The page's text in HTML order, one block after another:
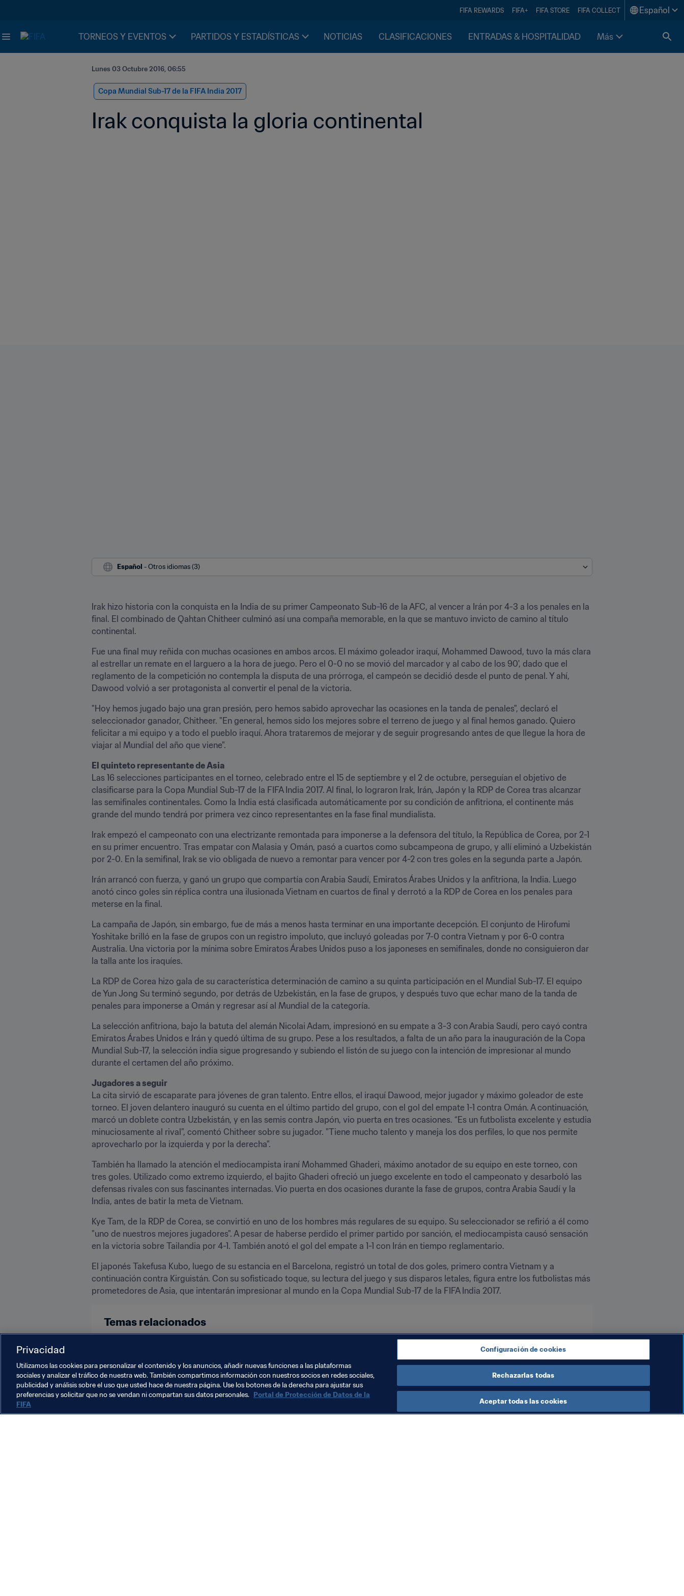
FIFA REWARDS FIFA+ FIFA STORE FIFA COLLECT Español
TORNEOS Y EVENTOS PARTIDOS Y ESTADÍSTICAS NOTICIAS CLASIFICACIONES ENTRADAS & HOSPITALIDAD Más
Lunes 03 Octubre 2016, 06:55
Copa Mundial Sub-17 de la FIFA India 2017
Irak conquista la gloria continental
Español - Otros idiomas (3)
Irak hizo historia con la conquista en la India de su primer Campeonato Sub-16 de la AFC, al vencer a Irán por 4-3 a los penales en la
final. El combinado de Qahtan Chitheer culminó así una compaña memorable, en la que se mantuvo invicto de camino al título
continental.
Fue una final muy reñida con muchas ocasiones en ambos arcos. El máximo goleador iraquí, Mohammed Dawood, tuvo la más clara
al estrellar un remate en el larguero a la hora de juego. Pero el 0-0 no se movió del marcador y al cabo de los 90', dado que el
reglamento de la competición no contempla la disputa de una prórroga, el campeón se decidió desde el punto de penal. Y ahí,
Dawood volvió a ser protagonista al convertir el penal de la victoria.
"Hoy hemos jugado bajo una gran presión, pero hemos sabido aprovechar las ocasiones en la tanda de penales", declaró el
seleccionador ganador, Chitheer. "En general, hemos sido los mejores sobre el terreno de juego y al final hemos ganado. Quiero
felicitar a mi equipo y a todo el pueblo iraquí. Ahora trataremos de mejorar y de seguir progresando antes de que llegue la hora de
viajar al Mundial del año que viene".
El quinteto representante de Asia
Las 16 selecciones participantes en el torneo, celebrado entre el 15 de septiembre y el 2 de octubre, perseguían el objetivo de
clasificarse para la Copa Mundial Sub-17 de la FIFA India 2017. Al final, lo lograron Irak, Irán, Japón y la RDP de Corea tras alcanzar
las semifinales continentales. Como la India está clasificada automáticamente por su condición de anfitriona, el continente más
grande del mundo tendrá por primera vez cinco representantes en la fase final mundialista.
Irak empezó el campeonato con una electrizante remontada para imponerse a la defensora del título, la República de Corea, por 2-1
en su primer encuentro. Tras empatar con Malasia y Omán, pasó a cuartos como subcampeona de grupo, y allí eliminó a Uzbekistán
por 2-0. En la semifinal, Irak se vio obligada de nuevo a remontar para vencer por 4-2 con tres goles en la segunda parte a Japón.
Irán arrancó con fuerza, y ganó un grupo que compartía con Arabia Saudí, Emiratos Árabes Unidos y la anfitriona, la India. Luego
anotó cinco goles sin réplica contra una ilusionada Vietnam en cuartos de final y derrotó a la RDP de Corea en los penales para
meterse en la final.
La campaña de Japón, sin embargo, fue de más a menos hasta terminar en una importante decepción. El conjunto de Hirofumi
Yoshitake brilló en la fase de grupos con un registro impoluto, que incluyó goleadas por 7-0 contra Vietnam y por 6-0 contra
Australia. Una victoria por la mínima sobre Emiratos Árabes Unidos puso a los japoneses en semifinales, donde no consiguieron dar
la talla ante los iraquíes.
La RDP de Corea hizo gala de su característica determinación de camino a su quinta participación en el Mundial Sub-17. El equipo
de Yun Jong Su terminó segundo, por detrás de Uzbekistán, en la fase de grupos, y después tuvo que echar mano de la tanda de
penales para imponerse a Omán y regresar así al Mundial de la categoría.
La selección anfitriona, bajo la batuta del alemán Nicolai Adam, impresionó en su empate a 3-3 con Arabia Saudí, pero cayó contra
Emiratos Árabes Unidos e Irán y quedó última de su grupo. Pese a los resultados, a falta de un año para la inauguración de la Copa
Mundial Sub-17, la selección india sigue progresando y subiendo el listón de su juego con la intención de impresionar al mundo
durante el certamen del año próximo.
Jugadores a seguir
La cita sirvió de escaparate para jóvenes de gran talento. Entre ellos, el iraquí Dawood, mejor jugador y máximo goleador de este
torneo. El joven delantero inauguró su cuenta en el último partido del grupo, con el gol del empate 1-1 contra Omán. A continuación,
marcó un doblete contra Uzbekistán, y en las semis contra Japón, vio puerta en tres ocasiones. “Es un futbolista excelente y estudia
minuciosamente al rival”, comentó Chitheer sobre su jugador. "Tiene mucho talento y maneja los dos perfiles, lo que nos permite
aprovecharlo por la izquierda y por la derecha".
También ha llamado la atención el mediocampista iraní Mohammed Ghaderi, máximo anotador de su equipo en este torneo, con
tres goles. Utilizado como extremo izquierdo, el bajito Ghaderi ofreció un juego excelente en todo el campeonato y desarboló las
defensas rivales con sus fascinantes internadas. Vio puerta en dos ocasiones durante la fase de grupos, contra Arabia Saudí y la
India, antes de batir la meta de Vietnam.
Kye Tam, de la RDP de Corea, se convirtió en uno de los hombres más regulares de su equipo. Su seleccionador se refirió a él como
"uno de nuestros mejores jugadores". A pesar de haberse perdido el primer partido por sanción, el mediocampista causó sensación
en la victoria sobre Tailandia por 4-1. También anotó el gol del empate a 1-1 con Irán en tiempo reglamentario.
El japonés Takefusa Kubo, luego de su estancia en el Barcelona, registró un total de dos goles, primero contra Vietnam y a
continuación contra Kirguistán. Con su sofisticado toque, su lectura del juego y sus disparos letales, figura entre los futbolistas más
prometedores de Asia, que intentarán impresionar al mundo en la Copa Mundial Sub-17 de la FIFA India 2017.
Temas relacionados
Privacidad
Utilizamos las cookies para personalizar el contenido y los anuncios, añadir nuevas funciones a las plataformas
sociales y analizar el tráfico de nuestra web. También compartimos información con nuestros socios en redes sociales,
publicidad y análisis sobre el uso que usted hace de nuestra página. Use los botones de la derecha para ajustar sus
preferencias y solicitar que no se vendan ni compartan sus datos personales. Portal de Protección de Datos de la
FIFA
Configuración de cookies
Rechazarlas todas
Aceptar todas las cookies